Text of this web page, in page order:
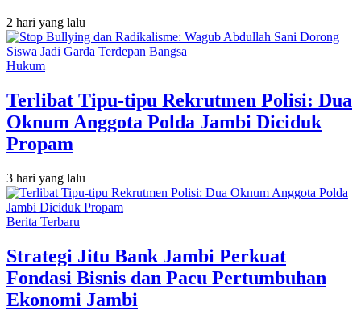
2 hari yang lalu
Hukum
Terlibat Tipu-tipu Rekrutmen Polisi: Dua
Oknum Anggota Polda Jambi Diciduk
Propam
3 hari yang lalu
Berita Terbaru
Strategi Jitu Bank Jambi Perkuat
Fondasi Bisnis dan Pacu Pertumbuhan
Ekonomi Jambi